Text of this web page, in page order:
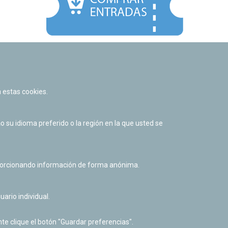
Política de cookies
Derecho de acceso a información pública
cookies.
su idioma preferido o la región en la que usted se
información de forma anónima.
individual.
clique el botón "Guardar preferencias".